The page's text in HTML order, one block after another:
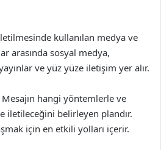
kullanılan medya ve
arasında sosyal medya,
ve yüz yüze iletişim yer alır.
hangi yöntemlerle ve
iletileceğini belirleyen plandır.
için en etkili yolları içerir.